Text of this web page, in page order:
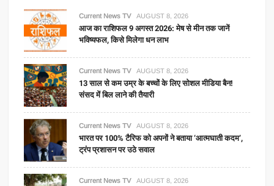
Current News TV AUGUST 8, 2026
आज का राशिफल 9 अगस्त 2026: मेष से मीन तक जानें
भविष्यफल, किसे मिलेगा धन लाभ
Current News TV AUGUST 8, 2026
13 साल से कम उम्र के बच्चों के लिए सोशल मीडिया बैन!
संसद में बिल लाने की तैयारी
Current News TV AUGUST 8, 2026
भारत पर 100% टैरिफ को अपनों ने बताया ‘आत्मघाती कदम’,
ट्रंप प्रशासन पर उठे सवाल
Current News TV AUGUST 8, 2026